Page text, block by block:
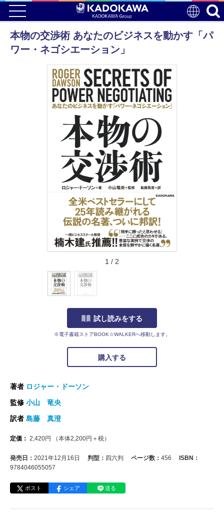
本物の交渉術 あなたのビジネスを動かす「パ
ワー・ネゴシエーション」
1 / 2
試し読みをする
※電子書籍ストアBOOK☆WALKERへ移動します。
購入する
著者 ロジャー・ドーソン
監修 小山 竜央
訳者 島藤 真澄
定価： 2,420円 （本体2,200円＋税）
発売日： 2021年12月16日 判型： 四六判 ページ数： 456
ISBN：
9784046055057
ポスト シェア 送る